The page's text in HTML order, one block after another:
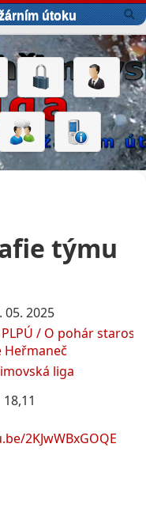
útoku
týmu
05. 2025
/ O pohár starosty
Heřmaneč
liga
18,11
2KJwWBxGOQE